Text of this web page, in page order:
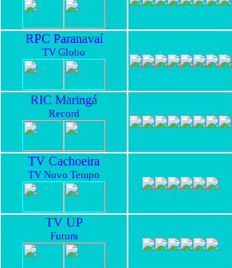
RPC Paranavaí
TV Globo
RIC Maringá
Record
TV Cachoeira
TV Novo Tempo
TV UP
Futura